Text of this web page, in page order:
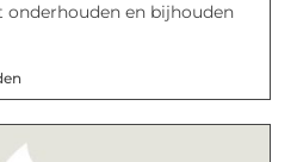
onderhouden en bijhouden